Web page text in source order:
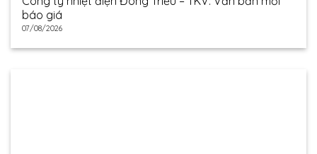
báo giá
07/08/2026